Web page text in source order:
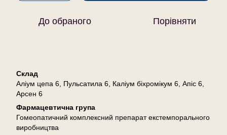
До обраного Порівняти
Склад
Аліум цепа 6, Пульсатила 6, Каліум біхромікум 6, Апіс 6,
Арсен 6
Фармацевтична група
Гомеопатичний комплексний препарат екстемпорального
виробництва